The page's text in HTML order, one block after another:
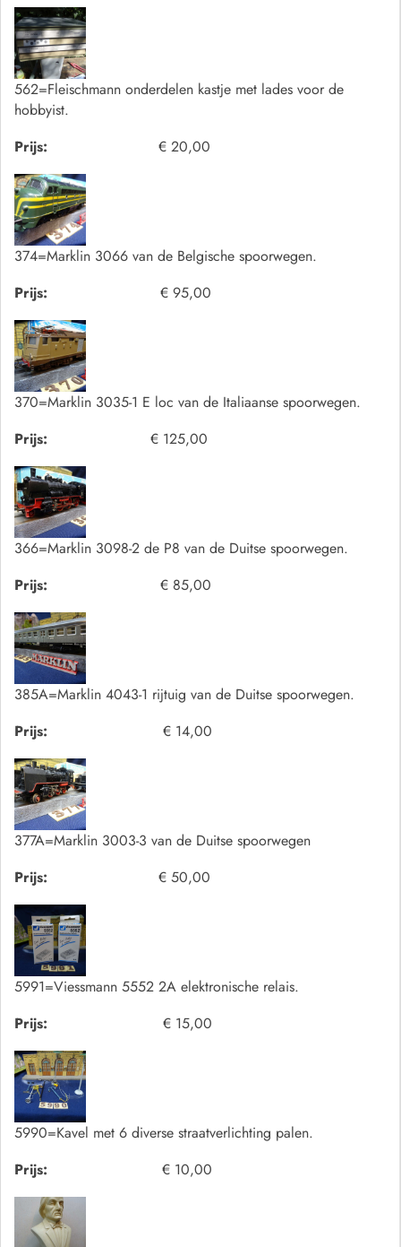
562=Fleischmann onderdelen kastje met lades voor de
hobbyist.
Prijs:
€ 20,00
374=Marklin 3066 van de Belgische spoorwegen.
Prijs:
€ 95,00
370=Marklin 3035-1 E loc van de Italiaanse spoorwegen.
Prijs:
€ 125,00
366=Marklin 3098-2 de P8 van de Duitse spoorwegen.
Prijs:
€ 85,00
385A=Marklin 4043-1 rijtuig van de Duitse spoorwegen.
Prijs:
€ 14,00
377A=Marklin 3003-3 van de Duitse spoorwegen
Prijs:
€ 50,00
5991=Viessmann 5552 2A elektronische relais.
Prijs:
€ 15,00
5990=Kavel met 6 diverse straatverlichting palen.
Prijs:
€ 10,00